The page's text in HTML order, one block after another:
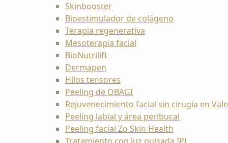
Skinbooster
Bioestimulador de colágeno
Terapia regenerativa
Mesoterapia facial
BioNutrilift
Dermapen
Hilos tensores
Peeling de OBAGI
Rejuvenecimiento facial sin cirugía en
Peeling labial y área peribucal
Peeling facial Zo Skin Health